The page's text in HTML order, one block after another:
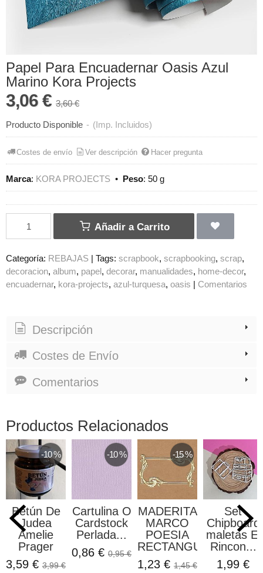
Papel Para Encuadernar Oasis Azul
Marino Kora Projects
3,06 € 3,60 €
Producto Disponible - (Imp. Incluidos)
Costes de envío Ver descripción Hacer pregunta
Marca: KORA PROJECTS • Peso: 50 g
Añadir a Carrito
Categoría: REBAJAS Tags: scrapbook scrapbooking scrap
decoracion album papel decorar manualidades
home-decor
encuadernar kora-projects azul-turquesa oasis Comentarios
Descripción
Costes de Envío
Comentarios
Productos Relacionados
-10 %
Betún De
Judea
Amelie
Prager
3,59 € 3,99 €
-10 %
Cartulina O
Cardstock
Perlada...
0,86 € 0,95 €
-15 %
MADERITA
MARCO
POESIA
RECTANGULAR...
1,23 € 1,45 €
Set
Chipboard
maletas El
Rincon...
1,99 €